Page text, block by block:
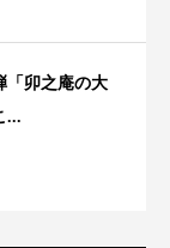
「卯之庵の大
...